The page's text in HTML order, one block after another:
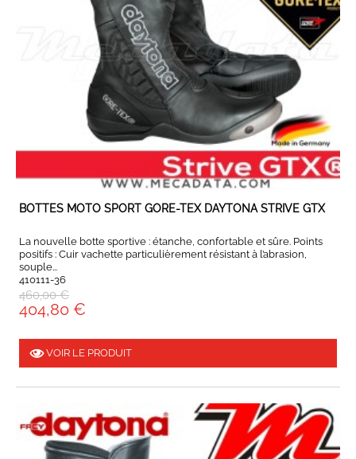
EXPÉDIÉ SOUS 4 À 6 JOURS
BOTTES MOTO SPORT GORE-TEX DAYTONA STRIVE GTX
La nouvelle botte sportive : étanche, confortable et sûre. Points
positifs : Cuir vachette particulièrement résistant à l’abrasion,
souple...
410111-36
460,00 €
404,80 €
VOIR LE PRODUIT